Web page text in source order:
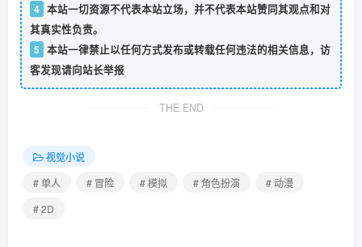
4 本站一切资源不代表本站立场，并不代表本站赞同其观点和对
其真实性负责。
5 本站一律禁止以任何方式发布或转载任何违法的相关信息，访
客发现请向站长举报
THE END
视觉小说
# 单人
# 冒险 # 模拟 # 角色扮演
# 动漫
# 2D